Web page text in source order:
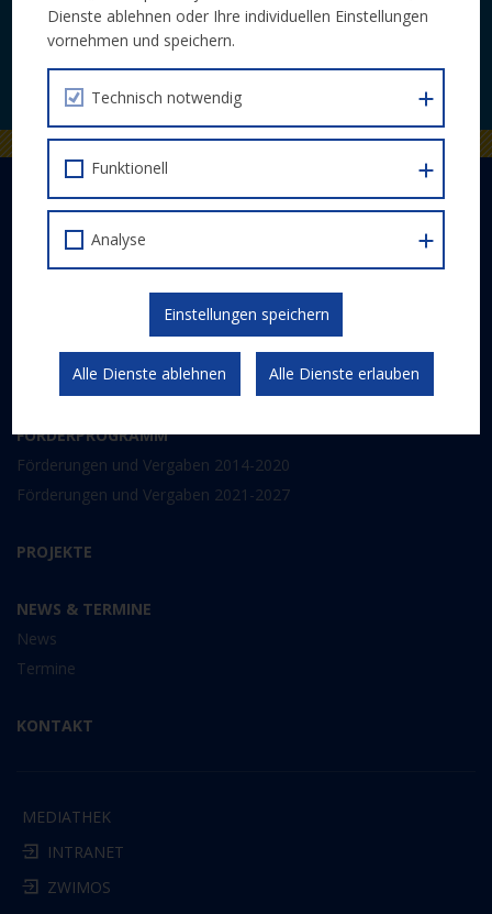
JETZT ABONNIEREN
DER EUROPÄISCHE SOZIALFONDS PLUS
Abwicklung
Gesetzlicher Rahmen
Kommunikation und Publizität
ESF 2014-2020
FÖRDERPROGRAMM
Förderungen und Vergaben 2014-2020
Förderungen und Vergaben 2021-2027
PROJEKTE
NEWS & TERMINE
News
Termine
KONTAKT
MEDIATHEK
INTRANET
ZWIMOS
Dienste ablehnen oder Ihre individuellen Einstellungen
vornehmen und speichern.
Technisch notwendig
Funktionell
Analyse
Einstellungen speichern
Alle Dienste ablehnen Alle Dienste erlauben